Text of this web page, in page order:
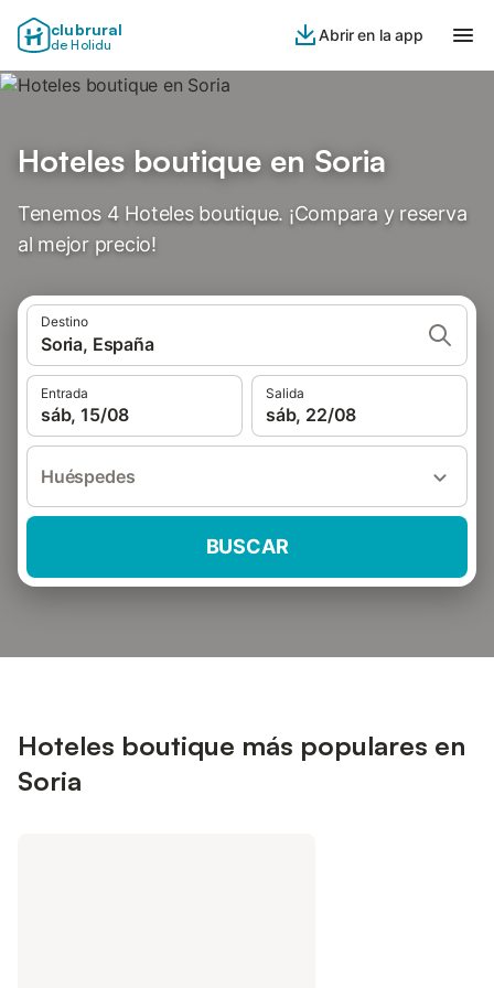
clubrural
de Holidu
Abrir en la app
Hoteles boutique en Soria
Tenemos 4 Hoteles boutique. ¡Compara y reserva
al mejor precio!
Destino
Soria, España
Entrada
sáb, 15/08
Salida
sáb, 22/08
Huéspedes
BUSCAR
Hoteles boutique más populares en
Soria